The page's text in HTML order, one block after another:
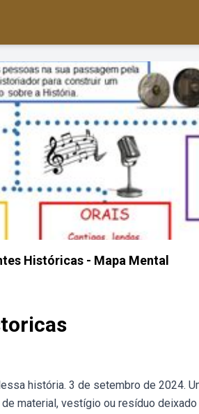
Históricas - Mapa Mental
história. 3 de setembro de 2024.
material, vestígio ou resíduo